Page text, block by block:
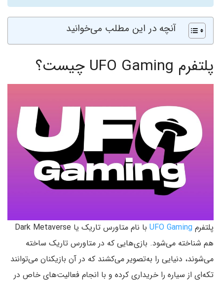
آنچه در این مطلب می‌خوانید
پلتفرم UFO Gaming چیست؟
پلتفرم UFO Gaming
با نام متاورس تاریک یا Dark Metaverse
هم شناخته می‌شود. بازی‌هایی که در متاورس تاریک ساخته
می‌شوند، دنیایی را به‌تصویر می‌کشند که در آن بازیکنان می‌توانند
تکه‌ای از سیاره را خریداری کرده و با انجام فعالیت‌های خاص در